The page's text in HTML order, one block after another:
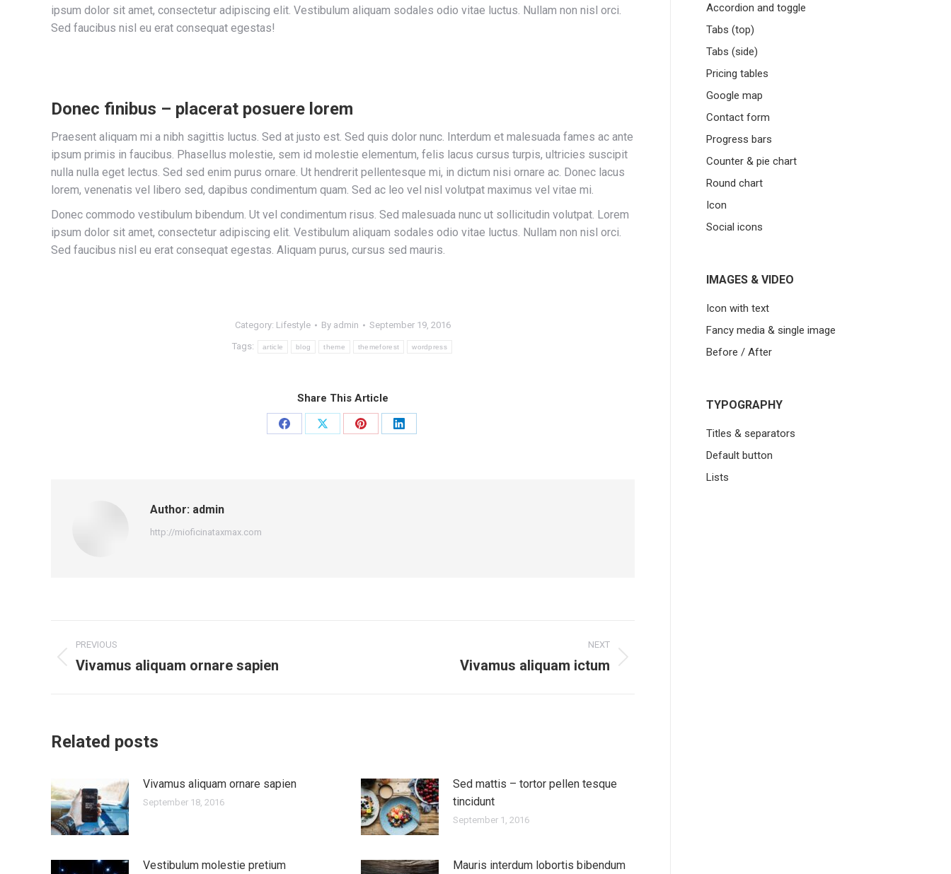
ipsum dolor sit amet, consectetur adipiscing elit. Vestibulum aliquam sodales odio vitae luctus. Nullam non nisl orci.
Sed faucibus nisl eu erat consequat egestas!
Donec finibus – placerat posuere lorem
Praesent aliquam mi a nibh sagittis luctus. Sed at justo est. Sed quis dolor nunc. Interdum et malesuada fames ac ante
ipsum primis in faucibus. Phasellus molestie, sem id molestie elementum, felis lacus cursus turpis, ultricies suscipit
nulla nulla eget lectus. Sed sed enim purus ornare. Ut hendrerit pellentesque mi, in dictum nisi ornare ac. Donec lacus
lorem, venenatis vel libero sed, dapibus condimentum quam. Sed ac leo vel nisl volutpat maximus vel vitae mi.
Donec commodo vestibulum bibendum. Ut vel condimentum risus. Sed malesuada nunc ut sollicitudin volutpat. Lorem
ipsum dolor sit amet, consectetur adipiscing elit. Vestibulum aliquam sodales odio vitae luctus. Nullam non nisl orci.
Sed faucibus nisl eu erat consequat egestas. Aliquam purus, cursus sed mauris.
Category: Lifestyle By admin September 19, 2016
Tags: article blog theme themeforest wordpress
Share This Article
Share
Share
Share
Share
Author: admin
http://mioficinataxmax.com
Post
navigation
PREVIOUS
Previous
Vivamus aliquam ornare sapien
NEXT
Vivamus aliquam ictum
Related posts
Vivamus aliquam ornare sapien
September 18, 2016
Sed mattis – tortor pellen tesque
tincidunt
September 1, 2016
Vestibulum molestie pretium Mauris interdum lobortis bibendum
Accordion and toggle
Tabs (top)
Tabs (side)
Pricing tables
Google map
Contact form
Progress bars
Counter & pie chart
Round chart
Icon
Social icons
IMAGES & VIDEO
Icon with text
Fancy media & single image
Before / After
TYPOGRAPHY
Titles & separators
Default button
Lists